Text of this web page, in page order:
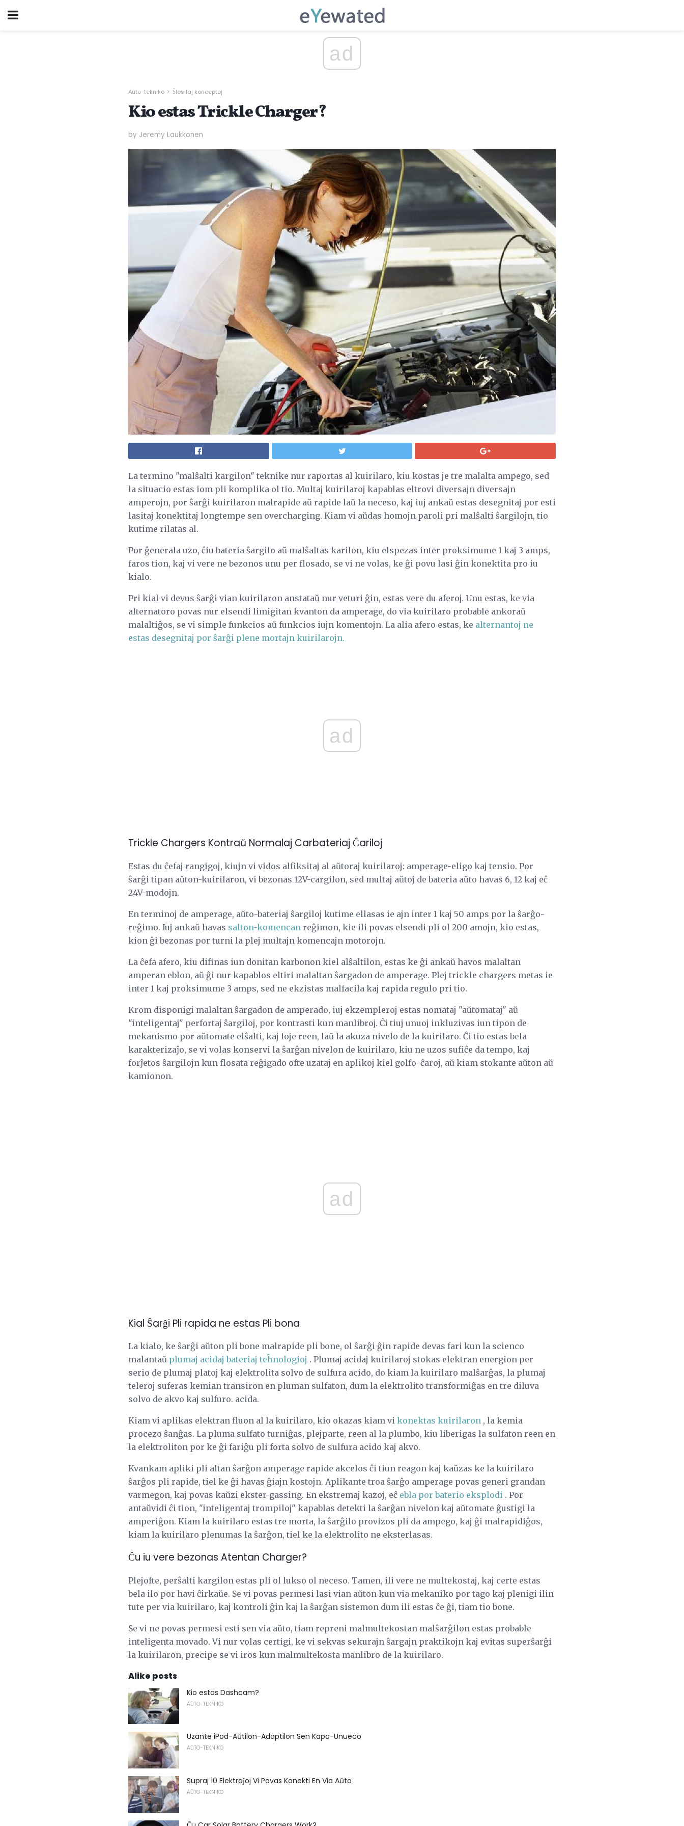
ad
Aŭto-tekniko Ŝlosilaj konceptoj
Kio estas Trickle Charger?
by Jeremy Laukkonen
La termino "malŝalti kargilon" teknike nur raportas al kuirilaro, kiu kostas je tre malalta ampego, sed
la situacio estas iom pli komplika ol tio. Multaj kuirilaroj kapablas eltrovi diversajn diversajn
amperojn, por ŝarĝi kuirilaron malrapide aŭ rapide laŭ la neceso, kaj iuj ankaŭ estas desegnitaj por esti
lasitaj konektitaj longtempe sen overcharging. Kiam vi aŭdas homojn paroli pri malŝalti ŝargilojn, tio
kutime rilatas al.
Por ĝenerala uzo, ĉiu bateria ŝargilo aŭ malŝaltas karilon, kiu elspezas inter proksimume 1 kaj 3 amps,
faros tion, kaj vi vere ne bezonos unu per flosado, se vi ne volas, ke ĝi povu lasi ĝin konektita pro iu
kialo.
Pri kial vi devus ŝarĝi vian kuirilaron anstataŭ nur veturi ĝin, estas vere du aferoj. Unu estas, ke via
alternatoro povas nur elsendi limigitan kvanton da amperage, do via kuirilaro probable ankoraŭ
malaltiĝos, se vi simple funkcios aŭ funkcios iujn komentojn. La alia afero estas, ke alternantoj ne
estas desegnitaj por ŝarĝi plene mortajn kuirilarojn.
ad
Trickle Chargers Kontraŭ Normalaj Carbateriaj Ĉariloj
Estas du ĉefaj rangigoj, kiujn vi vidos alfiksitaj al aŭtoraj kuirilaroj: amperage-eligo kaj tensio. Por
ŝarĝi tipan aŭton-kuirilaron, vi bezonas 12V-cargilon, sed multaj aŭtoj de bateria aŭto havas 6, 12 kaj eĉ
24V-modojn.
En terminoj de amperage, aŭto-bateriaj ŝargiloj kutime ellasas ie ajn inter 1 kaj 50 amps por la ŝarĝo-
reĝimo. Iuj ankaŭ havas salton-komencan reĝimon, kie ili povas elsendi pli ol 200 amojn, kio estas,
kion ĝi bezonas por turni la plej multajn komencajn motorojn.
La ĉefa afero, kiu difinas iun donitan karbonon kiel alŝaltilon, estas ke ĝi ankaŭ havos malaltan
amperan eblon, aŭ ĝi nur kapablos eltiri malaltan ŝargadon de amperage. Plej trickle chargers metas ie
inter 1 kaj proksimume 3 amps, sed ne ekzistas malfacila kaj rapida regulo pri tio.
Krom disponigi malaltan ŝargadon de amperado, iuj ekzempleroj estas nomataj "aŭtomataj" aŭ
"inteligentaj" perfortaj ŝargiloj, por kontrasti kun manlibroj. Ĉi tiuj unuoj inkluzivas iun tipon de
mekanismo por aŭtomate elŝalti, kaj foje reen, laŭ la akuza nivelo de la kuirilaro. Ĉi tio estas bela
karakterizaĵo, se vi volas konservi la ŝarĝan nivelon de kuirilaro, kiu ne uzos sufiĉe da tempo, kaj
forĵetos ŝargilojn kun flosata reĝigado ofte uzataj en aplikoj kiel golfo-ĉaroj, aŭ kiam stokante aŭton aŭ
kamionon.
ad
Kial Ŝarĝi Pli rapida ne estas Pli bona
La kialo, ke ŝarĝi aŭton pli bone malrapide pli bone, ol ŝarĝi ĝin rapide devas fari kun la scienco
malantaŭ plumaj acidaj bateriaj teĥnologioj . Plumaj acidaj kuirilaroj stokas elektran energion per
serio de plumaj platoj kaj elektrolita solvo de sulfura acido, do kiam la kuirilaro malŝarĝas, la plumaj
teleroj suferas kemian transiron en pluman sulfaton, dum la elektrolito transformiĝas en tre diluva
solvo de akvo kaj sulfuro. acida.
Kiam vi aplikas elektran fluon al la kuirilaro, kio okazas kiam vi konektas kuirilaron , la kemia
procezo ŝanĝas. La pluma sulfato turniĝas, plejparte, reen al la plumbo, kiu liberigas la sulfaton reen en
la elektroliton por ke ĝi fariĝu pli forta solvo de sulfura acido kaj akvo.
Kvankam apliki pli altan ŝarĝon amperage rapide akcelos ĉi tiun reagon kaj kaŭzas ke la kuirilaro
ŝarĝos pli rapide, tiel ke ĝi havas ĝiajn kostojn. Aplikante troa ŝarĝo amperage povas generi grandan
varmegon, kaj povas kaŭzi ekster-gassing. En ekstremaj kazoj, eĉ ebla por baterio eksplodi . Por
antaŭvidi ĉi tion, "inteligentaj trompiloj" kapablas detekti la ŝarĝan nivelon kaj aŭtomate ĝustigi la
amperiĝon. Kiam la kuirilaro estas tre morta, la ŝarĝilo provizos pli da ampego, kaj ĝi malrapidiĝos,
kiam la kuirilaro plenumas la ŝarĝon, tiel ke la elektrolito ne eksterlasas.
Ĉu iu vere bezonas Atentan Charger?
Plejofte, perŝalti kargilon estas pli ol lukso ol neceso. Tamen, ili vere ne multekostaj, kaj certe estas
bela ilo por havi ĉirkaŭe. Se vi povas permesi lasi vian aŭton kun via mekaniko por tago kaj plenigi ilin
tute per via kuirilaro, kaj kontroli ĝin kaj la ŝarĝan sistemon dum ili estas ĉe ĝi, tiam tio bone.
Se vi ne povas permesi esti sen via aŭto, tiam repreni malmultekostan malŝarĝilon estas probable
inteligenta movado. Vi nur volas certigi, ke vi sekvas sekurajn ŝargajn praktikojn kaj evitas superŝarĝi
la kuirilaron, precipe se vi iros kun malmultekosta manlibro de la kuirilaro.
Alike posts
Kio estas Dashcam?
AŬTO-TEKNIKO
Uzante iPod-Aŭtilon-Adaptilon Sen Kapo-Unueco
AŬTO-TEKNIKO
Supraj 10 Elektraĵoj Vi Povas Konekti En Via Aŭto
AŬTO-TEKNIKO